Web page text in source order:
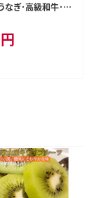
なぎ･高級和牛･本
牛肉 黒毛和牛 熊
【tkb300】
円